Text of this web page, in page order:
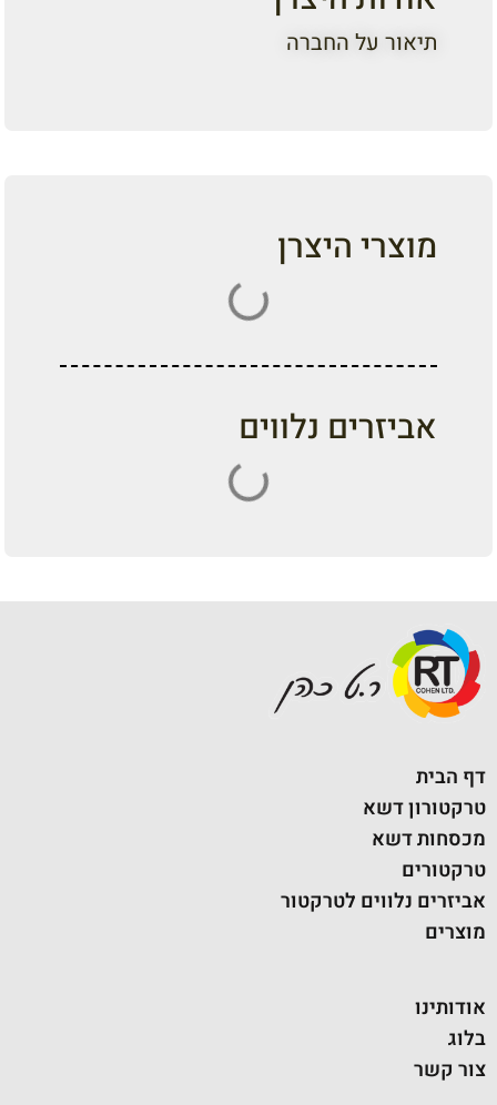
תיאור על החברה
מוצרי היצרן
אביזרים נלווים
דף הבית
טרקטורון דשא
מכסחות דשא
טרקטורים
אביזרים נלווים לטרקטור
מוצרים
אודותינו
בלוג
צור קשר